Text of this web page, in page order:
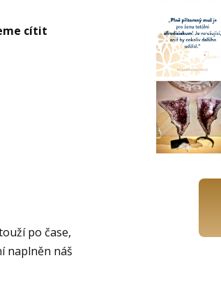
cítit
po čase,
naplněn náš